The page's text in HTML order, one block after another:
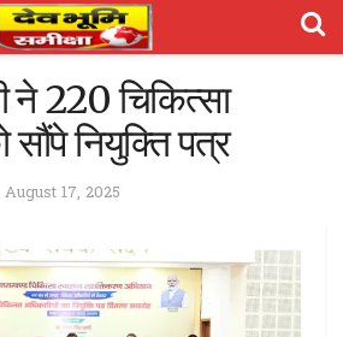
ने 220 चिकित्सा
सौंपे नियुक्ति पत्र
August 17, 2025